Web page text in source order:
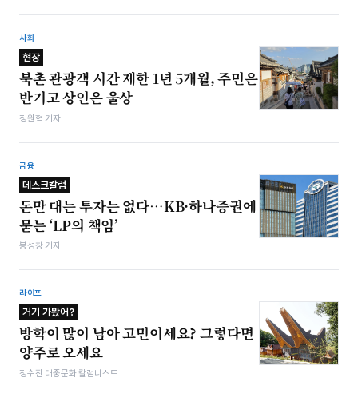
사회
현장
북촌 관광객 시간 제한 1년 5개월, 주민은
반기고 상인은 울상
정원혁 기자
금융
데스크칼럼
돈만 대는 투자는 없다…KB·하나증권에
묻는 ‘LP의 책임’
봉성창 기자
라이프
거기 가봤어?
방학이 많이 남아 고민이세요? 그렇다면
양주로 오세요
정수진 대중문화 칼럼니스트